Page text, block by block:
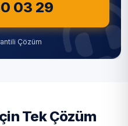
03 29
Çözüm
Tek Çözüm